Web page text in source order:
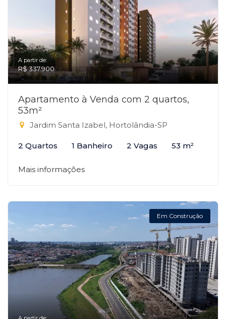
A partir de:
R$ 337.900
Apartamento à Venda com 2 quartos,
53m²
Jardim Santa Izabel, Hortolândia-SP
2 Quartos 1 Banheiro 2 Vagas 53 m²
Mais informações
Em Construção